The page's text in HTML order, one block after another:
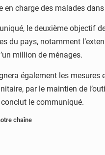
en charge des malades
le deuxième objectif
du pays, notamment
million de ménages.
également les
par le maintien de
le communiqué.
chaîne